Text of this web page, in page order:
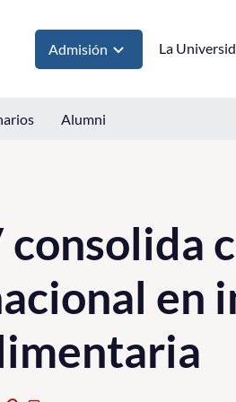
Admisión La
Alumni
consolida
en